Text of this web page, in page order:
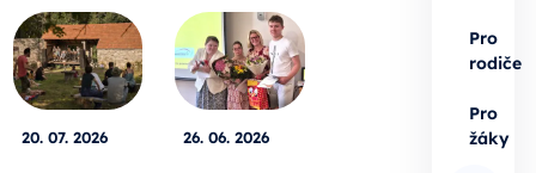
20. 07. 2026 26. 06. 2026
Pro
rodiče
Pro
žáky